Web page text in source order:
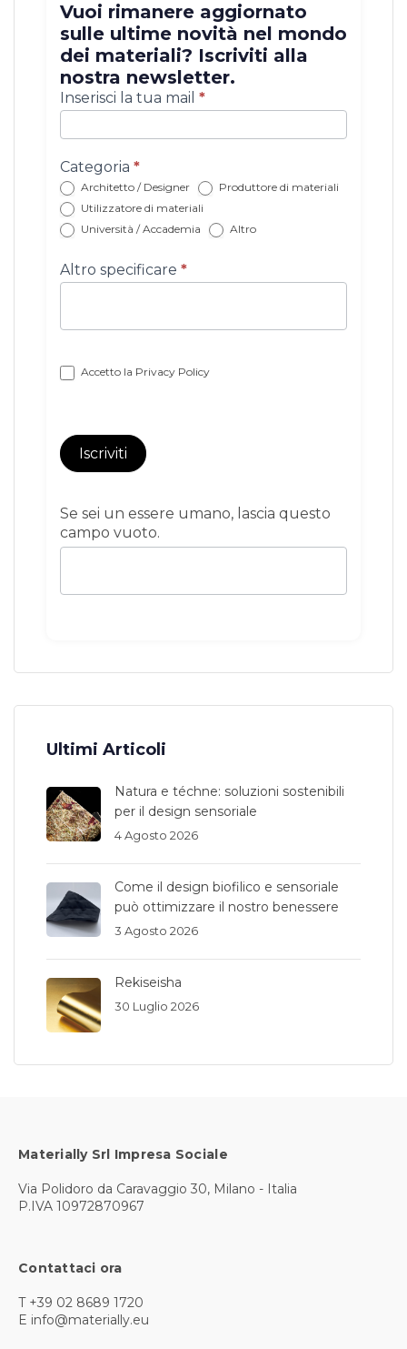
Vuoi rimanere aggiornato
sulle ultime novità nel mondo
dei materiali? Iscriviti alla
nostra newsletter.
Iscrizione
newsletter
con
categoria
Inserisci la tua mail *
Categoria *
Architetto / Designer
Produttore di materiali
Utilizzatore di materiali
Università / Accademia
Altro
Altro specificare *
Accetto la Privacy Policy
Iscriviti
Se sei un essere umano, lascia questo
campo vuoto.
Ultimi Articoli
Natura e téchne: soluzioni sostenibili
per il design sensoriale
4 Agosto 2026
Come il design biofilico e sensoriale
può ottimizzare il nostro benessere
3 Agosto 2026
Rekiseisha
30 Luglio 2026
Materially Srl Impresa Sociale
Via Polidoro da Caravaggio 30, Milano - Italia
P.IVA 10972870967
Contattaci ora
T +39 02 8689 1720
E info@materially.eu